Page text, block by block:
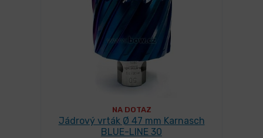
NA DOTAZ
Jádrový vrták Ø 47 mm Karnasch
BLUE-LINE 30